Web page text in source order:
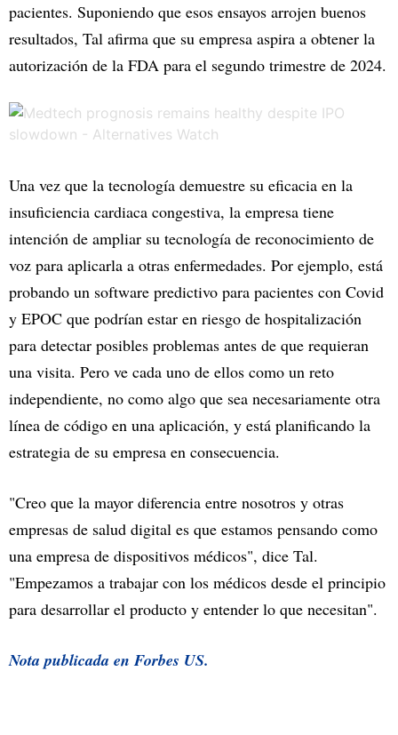
pacientes. Suponiendo que esos ensayos arrojen buenos
resultados, Tal afirma que su empresa aspira a obtener la
autorización de la FDA para el segundo trimestre de 2024.
Una vez que la tecnología demuestre su eficacia en la
insuficiencia cardiaca congestiva, la empresa tiene
intención de ampliar su tecnología de reconocimiento de
voz para aplicarla a otras enfermedades. Por ejemplo, está
probando un software predictivo para pacientes con Covid
y EPOC que podrían estar en riesgo de hospitalización
para detectar posibles problemas antes de que requieran
una visita. Pero ve cada uno de ellos como un reto
independiente, no como algo que sea necesariamente otra
línea de código en una aplicación, y está planificando la
estrategia de su empresa en consecuencia.
"Creo que la mayor diferencia entre nosotros y otras
empresas de salud digital es que estamos pensando como
una empresa de dispositivos médicos", dice Tal.
"Empezamos a trabajar con los médicos desde el principio
para desarrollar el producto y entender lo que necesitan".
Nota publicada en Forbes US.